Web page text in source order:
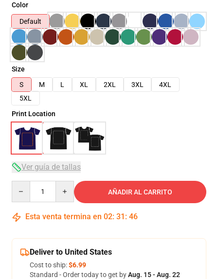
Color
Default
Size
S
M L XL 2XL 3XL
4XL
5XL
Print Location
Ver guía de tallas
AÑADIR AL CARRITO
Esta venta termina en 02: 31 : 45
Deliver to United States
Cost to ship:$6.99
Standard - Order today to get byAug. 15 - Aug. 22